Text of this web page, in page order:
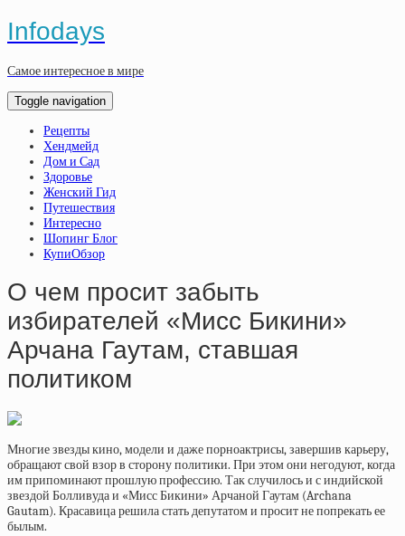
Infodays
Самое интересное в мире
Toggle navigation
Рецепты
Хендмейд
Дом и Сад
Здоровье
Женский Гид
Путешествия
Интересно
Шопинг Блог
КупиОбзор
О чем просит забыть
избирателей «Мисс Бикини»
Арчана Гаутам, ставшая
политиком
Многие звезды кино, модели и даже порноактрисы, завершив карьеру,
обращают свой взор в сторону политики. При этом они негодуют, когда
им припоминают прошлую профессию. Так случилось и с индийской
звездой Болливуда и «Мисс Бикини» Арчаной Гаутам (Archana
Gautam). Красавица решила стать депутатом и просит не попрекать ее
былым.